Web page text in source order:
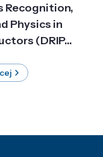
Recognition,
Physics in
(DRIP...